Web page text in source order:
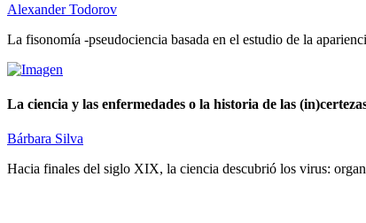
Alexander Todorov
La fisonomía -pseudociencia basada en el estudio de la
La ciencia y las enfermedades o la historia de las
Bárbara Silva
Hacia finales del siglo XIX, la ciencia descubrió los virus: